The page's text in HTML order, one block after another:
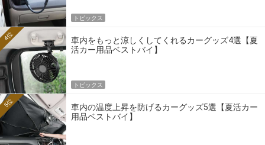
トピックス
車内をもっと涼しくしてくれるカーグッズ4選【夏
活カー用品ベストバイ】
4位
トピックス
車内の温度上昇を防げるカーグッズ5選【夏活カー
用品ベストバイ】
5位